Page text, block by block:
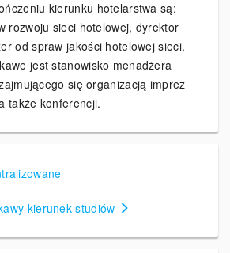
kierunku hotelarstwa są:
rozwoju sieci hotelowej, dyrektor
od spraw jakości hotelowej sieci.
jest stanowisko menadżera
się organizacją imprez
także konferencji.
kierunek studiów